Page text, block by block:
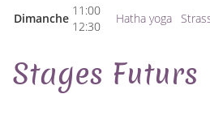
Dimanche
11:00
12:30
Hatha yoga
Stages Futurs